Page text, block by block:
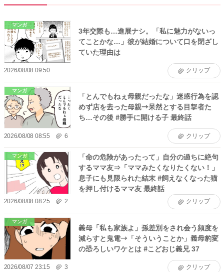
マンガ
3年交際も…進展ナシ。「私に魅力がないっ
てことかな…」彼が結婚について口を閉ざし
ていた理由は
2026/08/08 09:50 クリップ
マンガ
「とんでもねぇ母親だったな」迷惑行為を認
めず店を去った母親→呆然とする目撃者た
ち…その後 #勝手に開ける子 最終話
2026/08/08 08:55 6 クリップ
マンガ
「命の危険があったって」自分の過ちに絶句
するママ友⇒「ママみたくなりたくない！」
息子にも見限られた結末 #飼えなくなった猫
を押し付けるママ友 最終話
2026/08/08 08:25 2 クリップ
マンガ
義母「私も家族よ」孫差別をされ会う頻度を
減らすと鬼電→「そういうことか」義母豹変
の恐ろしいワケとは #こどおじ義兄 37
2026/08/07 23:15 3 クリップ